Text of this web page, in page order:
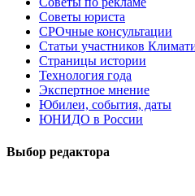
Советы юриста
СРОчные консультации
Статьи участников
Страницы истории
Технология года
Экспертное мнение
Юбилеи, события, даты
ЮНИДО в России
Выбор редактора